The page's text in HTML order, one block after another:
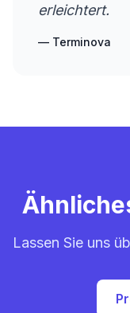
erleichtert.
— Terminova
Lassen Sie uns